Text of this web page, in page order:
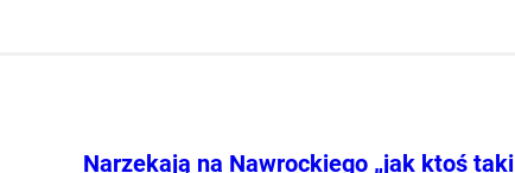
Narzekają na Nawrockiego „jak ktoś taki